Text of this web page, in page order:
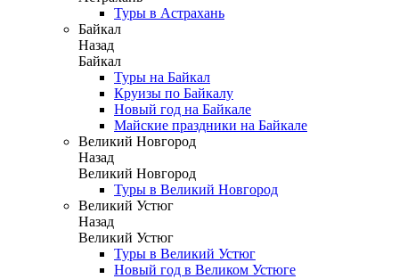
Туры в Астрахань
Байкал
Назад
Байкал
Туры на Байкал
Круизы по Байкалу
Новый год на Байкале
Майские праздники на Байкале
Великий Новгород
Назад
Великий Новгород
Туры в Великий Новгород
Великий Устюг
Назад
Великий Устюг
Туры в Великий Устюг
Новый год в Великом Устюге